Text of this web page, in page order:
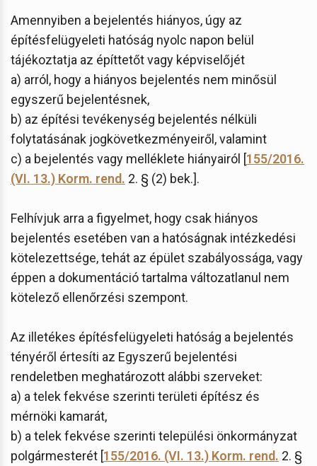
Amennyiben a bejelentés hiányos, úgy az
építésfelügyeleti hatóság nyolc napon belül
tájékoztatja az építtetőt vagy képviselőjét
a) arról, hogy a hiányos bejelentés nem minősül
egyszerű bejelentésnek,
b) az építési tevékenység bejelentés nélküli
folytatásának jogkövetkezményeiről, valamint
c) a bejelentés vagy melléklete hiányairól [155/2016.
(VI. 13.) Korm. rend. 2. § (2) bek.].
Felhívjuk arra a figyelmet, hogy csak hiányos
bejelentés esetében van a hatóságnak intézkedési
kötelezettsége, tehát az épület szabályossága, vagy
éppen a dokumentáció tartalma változatlanul nem
kötelező ellenőrzési szempont.
Az illetékes építésfelügyeleti hatóság a bejelentés
tényéről értesíti az Egyszerű bejelentési
rendeletben meghatározott alábbi szerveket:
a) a telek fekvése szerinti területi építész és
mérnöki kamarát,
b) a telek fekvése szerinti települési önkormányzat
polgármesterét [155/2016. (VI. 13.) Korm. rend. 2. §